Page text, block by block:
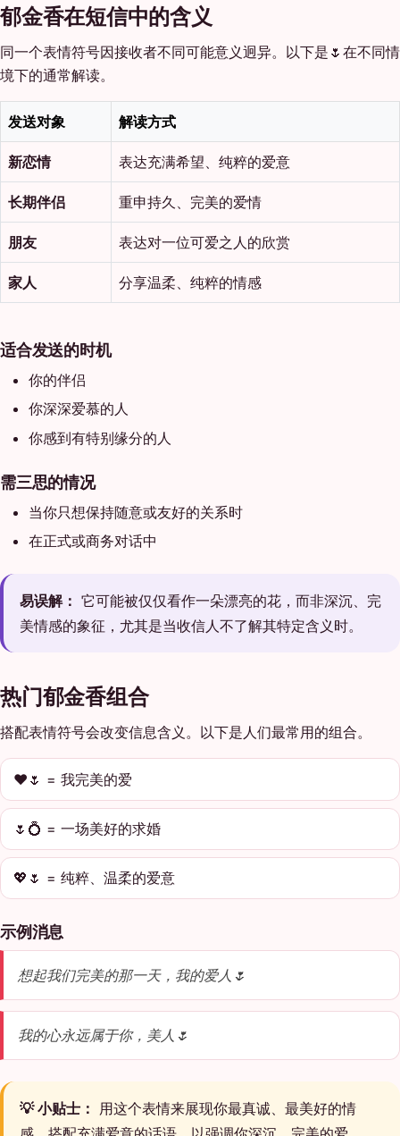
郁金香在短信中的含义
同一个表情符号因接收者不同可能意义迥异。以下是🌷在不同情
境下的通常解读。
发送对象 解读方式
新恋情 表达充满希望、纯粹的爱意
长期伴侣 重申持久、完美的爱情
朋友 表达对一位可爱之人的欣赏
家人 分享温柔、纯粹的情感
适合发送的时机
你的伴侣
你深深爱慕的人
你感到有特别缘分的人
需三思的情况
当你只想保持随意或友好的关系时
在正式或商务对话中
易误解： 它可能被仅仅看作一朵漂亮的花，而非深沉、完
美情感的象征，尤其是当收信人不了解其特定含义时。
热门郁金香组合
搭配表情符号会改变信息含义。以下是人们最常用的组合。
❤️🌷 = 我完美的爱
🌷💍 = 一场美好的求婚
💖🌷 = 纯粹、温柔的爱意
示例消息
想起我们完美的那一天，我的爱人🌷
我的心永远属于你，美人🌷
💡 小贴士： 用这个表情来展现你最真诚、最美好的情